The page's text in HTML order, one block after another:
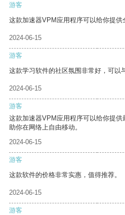
游客
这款加速器VPM应用程序可以给你提供
2024-06-15
游客
这款学习软件的社区氛围非常好，可以
2024-06-15
游客
这款加速器VPM应用程序可以给你提
助你在网络上自由移动。
2024-06-15
游客
这款软件的价格非常实惠，值得推荐。
2024-06-15
游客